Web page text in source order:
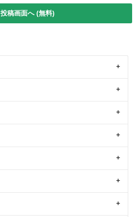
投稿画面へ (無料)